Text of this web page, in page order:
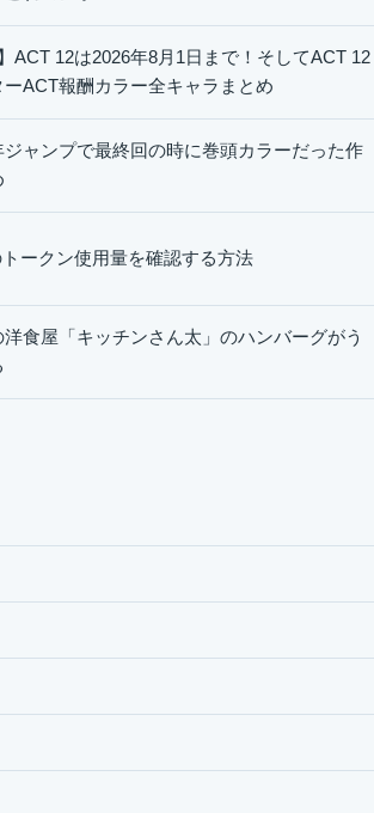
ACT 12は2026年8月1日まで！そしてACT 12
ACT報酬カラー全キャラまとめ
ジャンプで最終回の時に巻頭カラーだった作
ークン使用量を確認する方法
食屋「キッチンさん太」のハンバーグがう